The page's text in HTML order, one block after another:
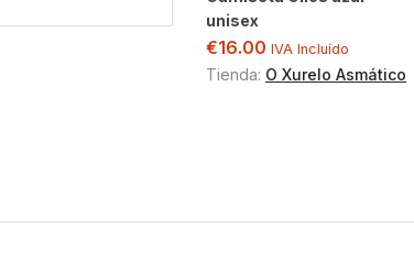
unisex
€16.00 IVA Incluído
Tienda: O Xurelo Asmático